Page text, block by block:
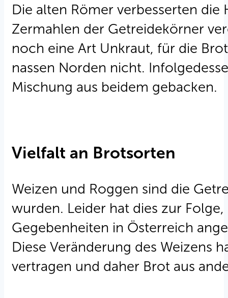
Die alten Römer verbesserten
Zermahlen der Getreidekörner
noch eine Art Unkraut, für die
nassen Norden nicht.
Mischung aus beidem gebacken.
Vielfalt an Brotsorten
Weizen und Roggen sind die
wurden. Leider hat dies zur
Gegebenheiten in Österreich
Diese Veränderung des Weizens
vertragen und daher Brot aus